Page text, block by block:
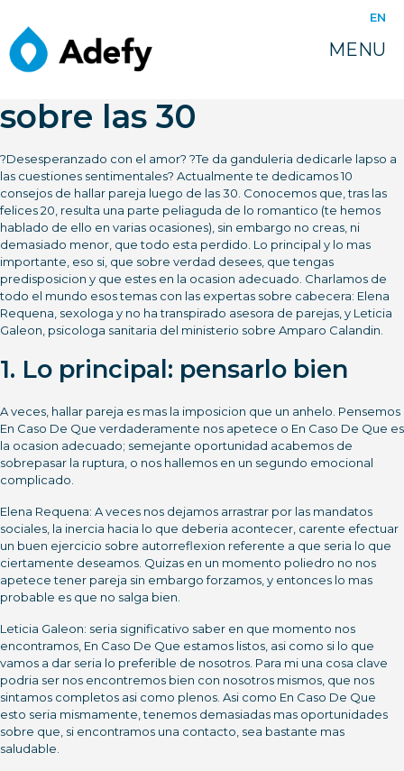
EN
MENU
10 consejos Con El Fin
De dar con pareja luego
sobre las 30
?Desesperanzado con el amor? ?Te da ganduleria dedicarle lapso a
las cuestiones sentimentales? Actualmente te dedicamos 10
consejos de hallar pareja luego de las 30. Conocemos que, tras las
felices 20, resulta una parte peliaguda de lo romantico (te hemos
hablado de ello en varias ocasiones), sin embargo no creas, ni
demasiado menor, que todo esta perdido. Lo principal y lo mas
importante, eso si, que sobre verdad desees, que tengas
predisposicion y que estes en la ocasion adecuado. Charlamos de
todo el mundo esos temas con las expertas sobre cabecera: Elena
Requena, sexologa y no ha transpirado asesora de parejas, y Leticia
Galeon, psicologa sanitaria del ministerio sobre Amparo Calandin.
1. Lo principal: pensarlo bien
A veces, hallar pareja es mas la imposicion que un anhelo. Pensemos
En Caso De Que verdaderamente nos apetece o En Caso De Que es
la ocasion adecuado; semejante oportunidad acabemos de
sobrepasar la ruptura, o nos hallemos en un segundo emocional
complicado.
Elena Requena: A veces nos dejamos arrastrar por las mandatos
sociales, la inercia hacia lo que deberia acontecer, carente efectuar
un buen ejercicio sobre autorreflexion referente a que seri­a lo que
ciertamente deseamos. Quizas en un momento poliedro no nos
apetece tener pareja sin embargo forzamos, y entonces lo mas
probable es que no salga bien.
Leticia Galeon: seri­a significativo saber en que momento nos
encontramos, En Caso De Que estamos listos, asi­ como si lo que
vamos a dar seri­a lo preferible de nosotros. Para mi una cosa clave
podri­a ser nos encontremos bien con nosotros mismos, que nos
sintamos completos asi­ como plenos. Asi­ como En Caso De Que
esto seri­a mismamente, tenemos demasiadas mas oportunidades
sobre que, si encontramos una contacto, sea bastante mas
saludable.